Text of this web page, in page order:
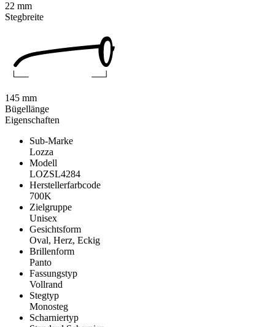
Eigenschaften
Sub-Marke
Lozza
Modell
LOZSL4284
Herstellerfarbcode
700K
Zielgruppe
Unisex
Gesichtsform
Oval, Herz, Eckig
Brillenform
Panto
Fassungstyp
Vollrand
Stegtyp
Monosteg
Scharniertyp
22 mm
Stegbreite
145 mm
Bügellänge